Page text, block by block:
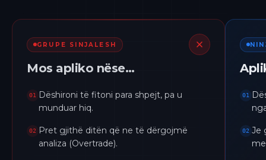
GRUPE SINJALESH
Mos apliko nëse…
01
Dëshironi të fitoni para shpejt, pa u
munduar hiq.
02
Pret gjithë ditën që ne të dërgojmë
analiza (Overtrade).
01
02 Je